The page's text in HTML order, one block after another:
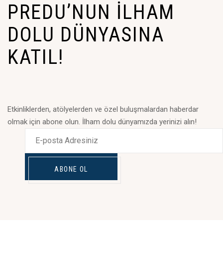
PREDU’NUN İLHAM
DOLU DÜNYASINA
KATIL!
Etkinliklerden, atölyelerden ve özel buluşmalardan haberdar
olmak için abone olun. İlham dolu dünyamızda yerinizi alın!
ABONE OL